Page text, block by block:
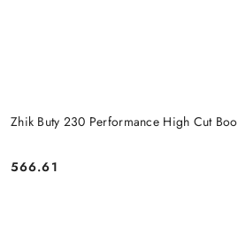
Zhik Buty 230 Performance High Cut
Cena:
566.61